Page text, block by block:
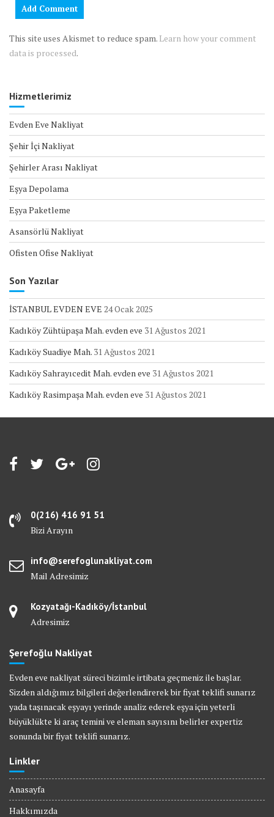
This site uses Akismet to reduce spam. Learn how your comment
data is processed.
Hizmetlerimiz
Evden Eve Nakliyat
Şehir İçi Nakliyat
Şehirler Arası Nakliyat
Eşya Depolama
Eşya Paketleme
Asansörlü Nakliyat
Ofisten Ofise Nakliyat
Son Yazılar
İSTANBUL EVDEN EVE 24 Ocak 2025
Kadıköy Zühtüpaşa Mah. evden eve 31 Ağustos 2021
Kadıköy Suadiye Mah. 31 Ağustos 2021
Kadıköy Sahrayıcedit Mah. evden eve 31 Ağustos 2021
Kadıköy Rasimpaşa Mah. evden eve 31 Ağustos 2021
0(216) 416 91 51
Bizi Arayın
info@serefoglunakliyat.com
Mail Adresimiz
Kozyatağı-Kadıköy/İstanbul
Adresimiz
Şerefoğlu Nakliyat
Evden eve nakliyat süreci bizimle irtibata geçmeniz ile başlar.
Sizden aldığımız bilgileri değerlendirerek bir fiyat teklifi sunarız
yada taşınacak eşyayı yerinde analiz ederek eşya için yeterli
büyüklükte ki araç temini ve eleman sayısını belirler expertiz
sonunda bir fiyat teklifi sunarız.
Linkler
Anasayfa
Hakkımızda